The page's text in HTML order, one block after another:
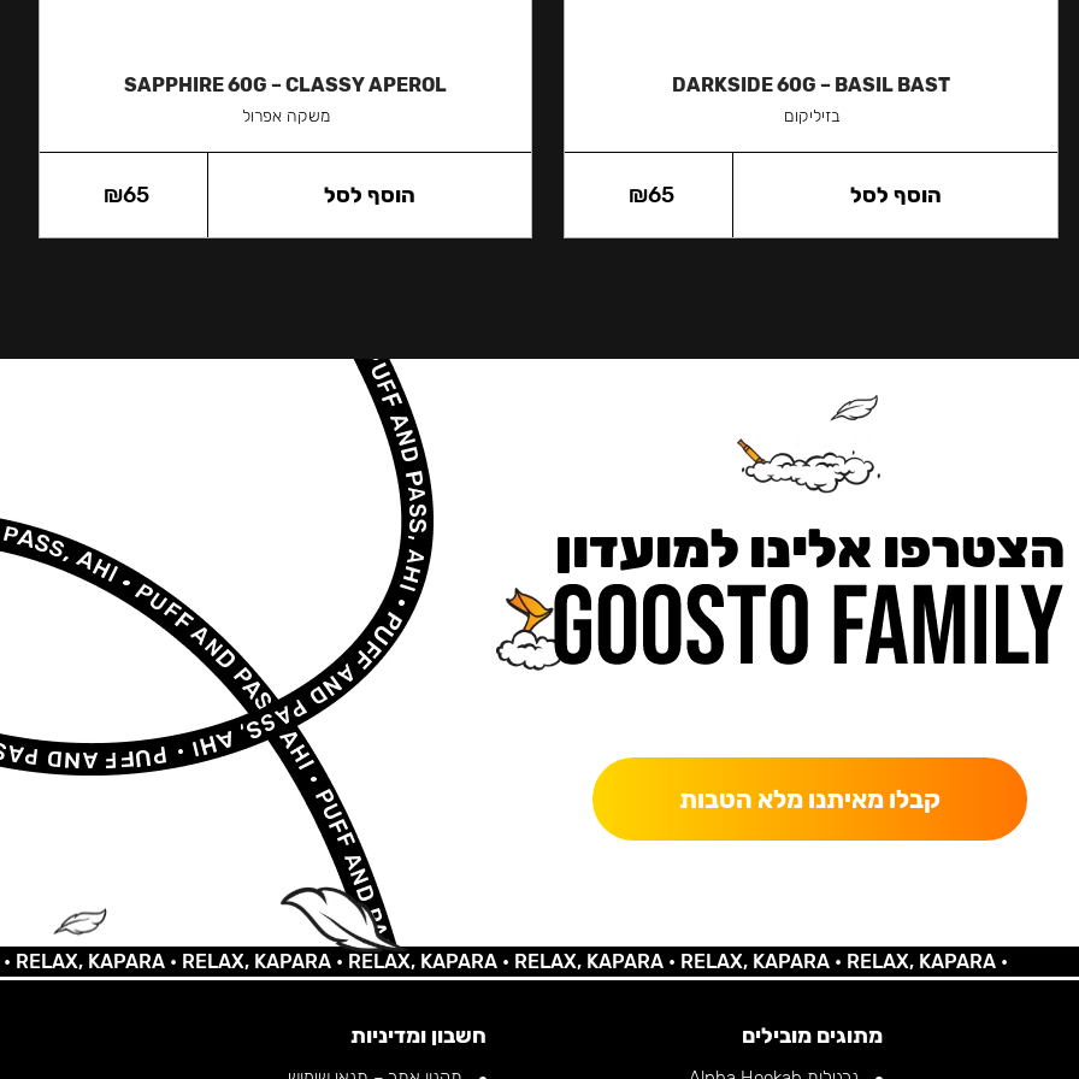
DARKSIDE 60G – BASIL BAST
בזיליקום
₪65 הוסף לסל
SAPPHIRE 60G – CLASSY APEROL
משקה אפרול
₪65 הוסף לסל
הצטרפו אלינו למועדון
קבלו מאיתנו מלא הטבות
KAPARA •RELAX, KAPARA •RELAX, KAPARA •RELAX, KAPARA •RELAX, KAPARA •RELAX, KAPARA •
מתוגים מובילים חשבון ומדיניות